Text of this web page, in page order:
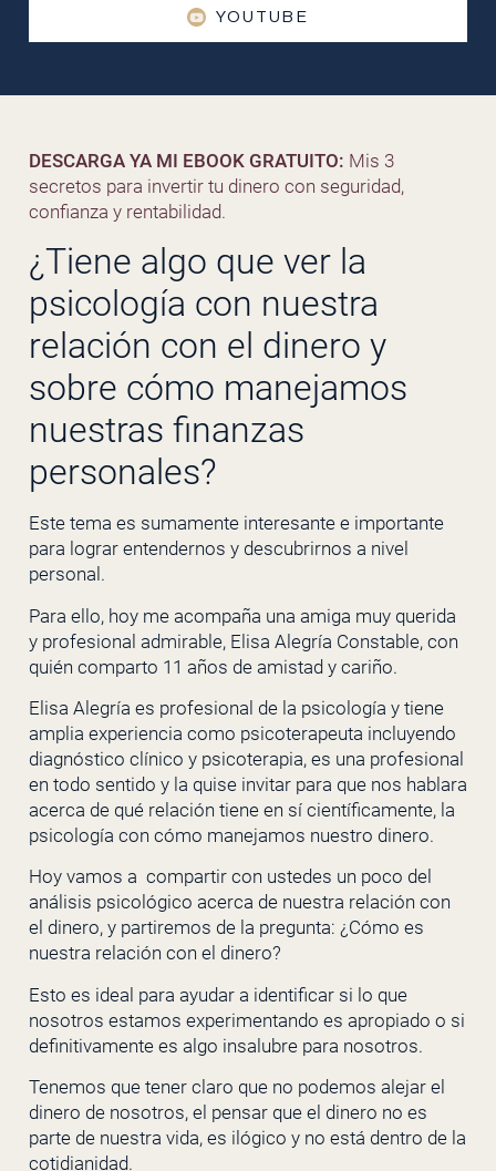
YOUTUBE
DESCARGA YA MI EBOOK GRATUITO: Mis 3
secretos para invertir tu dinero con seguridad,
confianza y rentabilidad.
¿Tiene algo que ver la
psicología con nuestra
relación con el dinero y
sobre cómo manejamos
nuestras finanzas
personales?
Este tema es sumamente interesante e importante
para lograr entendernos y descubrirnos a nivel
personal.
Para ello, hoy me acompaña una amiga muy querida
y profesional admirable, Elisa Alegría Constable, con
quién comparto 11 años de amistad y cariño.
Elisa Alegría es profesional de la psicología y tiene
amplia experiencia como psicoterapeuta incluyendo
diagnóstico clínico y psicoterapia, es una profesional
en todo sentido y la quise invitar para que nos hablara
acerca de qué relación tiene en sí científicamente, la
psicología con cómo manejamos nuestro dinero.
Hoy vamos a compartir con ustedes un poco del
análisis psicológico acerca de nuestra relación con
el dinero, y partiremos de la pregunta: ¿Cómo es
nuestra relación con el dinero?
Esto es ideal para ayudar a identificar si lo que
nosotros estamos experimentando es apropiado o si
definitivamente es algo insalubre para nosotros.
Tenemos que tener claro que no podemos alejar el
dinero de nosotros, el pensar que el dinero no es
parte de nuestra vida, es ilógico y no está dentro de la
cotidianidad.